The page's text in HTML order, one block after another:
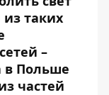
таких
–
в Польше
частей